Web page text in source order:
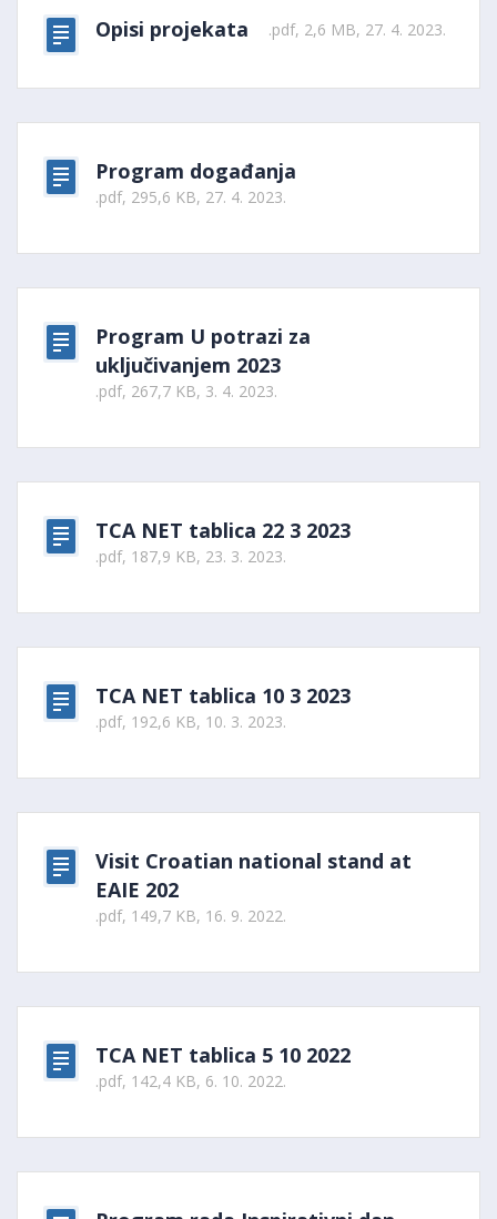
Opisi projekata .pdf, 2,6 MB, 27. 4. 2023.
Program događanja
.pdf, 295,6 KB, 27. 4. 2023.
Program U potrazi za
uključivanjem 2023
.pdf, 267,7 KB, 3. 4. 2023.
TCA NET tablica 22 3 2023
.pdf, 187,9 KB, 23. 3. 2023.
TCA NET tablica 10 3 2023
.pdf, 192,6 KB, 10. 3. 2023.
Visit Croatian national stand at
EAIE 202
.pdf, 149,7 KB, 16. 9. 2022.
TCA NET tablica 5 10 2022
.pdf, 142,4 KB, 6. 10. 2022.